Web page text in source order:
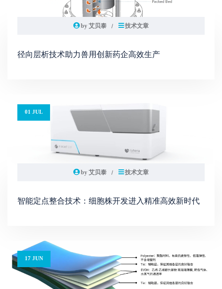
by 艾贝泰 技术文章
径向层析技术助力兽用创新药企高效生产
01 JUL
by 艾贝泰 技术文章
智能定点整合技术：细胞株开发进入精准高效新时代
17 JUN